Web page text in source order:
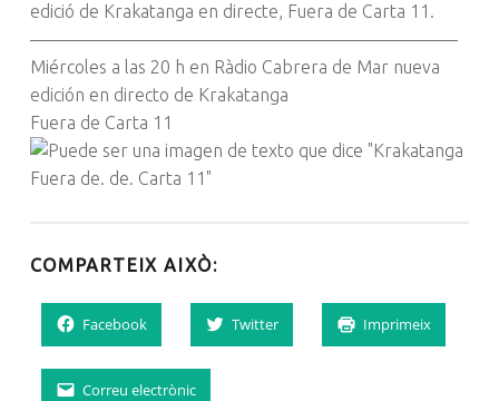
edició de Krakatanga en directe, Fuera de Carta 11.
————————————————————————
Miércoles a las 20 h en Ràdio Cabrera de Mar nueva
edición en directo de Krakatanga
Fuera de Carta 11
COMPARTEIX AIXÒ:
Facebook Twitter Imprimeix
Correu electrònic